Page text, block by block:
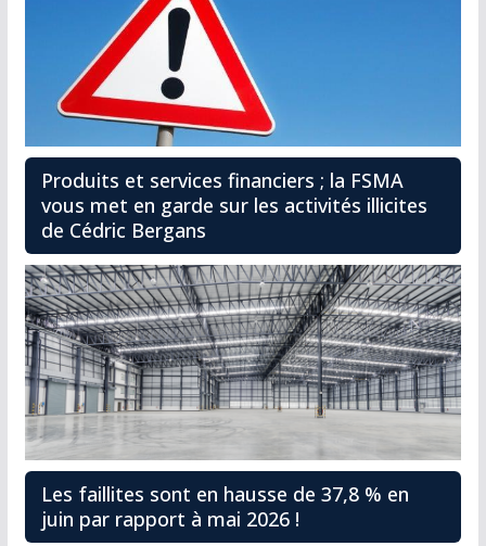
Produits et services financiers ; la FSMA
vous met en garde sur les activités illicites
de Cédric Bergans
Les faillites sont en hausse de 37,8 % en
juin par rapport à mai 2026 !